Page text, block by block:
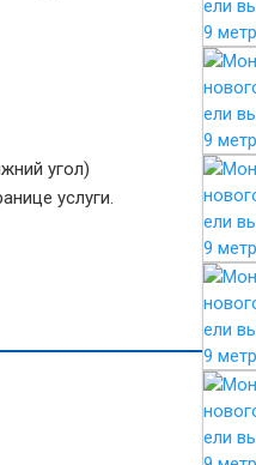
угол)
услуги.